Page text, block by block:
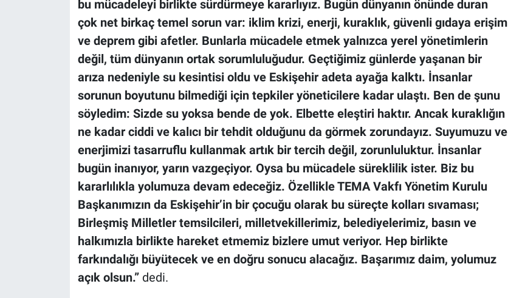
bu mücadeleyi birlikte sürdürmeye kararlıyız. Bugün dünyanın önünde duran
çok net birkaç temel sorun var: iklim krizi, enerji, kuraklık, güvenli gıdaya erişim
ve deprem gibi afetler. Bunlarla mücadele etmek yalnızca yerel yönetimlerin
değil, tüm dünyanın ortak sorumluluğudur. Geçtiğimiz günlerde yaşanan bir
arıza nedeniyle su kesintisi oldu ve Eskişehir adeta ayağa kalktı. İnsanlar
sorunun boyutunu bilmediği için tepkiler yöneticilere kadar ulaştı. Ben de şunu
söyledim: Sizde su yoksa bende de yok. Elbette eleştiri haktır. Ancak kuraklığın
ne kadar ciddi ve kalıcı bir tehdit olduğunu da görmek zorundayız. Suyumuzu ve
enerjimizi tasarruflu kullanmak artık bir tercih değil, zorunluluktur. İnsanlar
bugün inanıyor, yarın vazgeçiyor. Oysa bu mücadele süreklilik ister. Biz bu
kararlılıkla yolumuza devam edeceğiz. Özellikle TEMA Vakfı Yönetim Kurulu
Başkanımızın da Eskişehir’in bir çocuğu olarak bu süreçte kolları sıvaması;
Birleşmiş Milletler temsilcileri, milletvekillerimiz, belediyelerimiz, basın ve
halkımızla birlikte hareket etmemiz bizlere umut veriyor. Hep birlikte
farkındalığı büyütecek ve en doğru sonucu alacağız. Başarımız daim, yolumuz
açık olsun.”dedi.